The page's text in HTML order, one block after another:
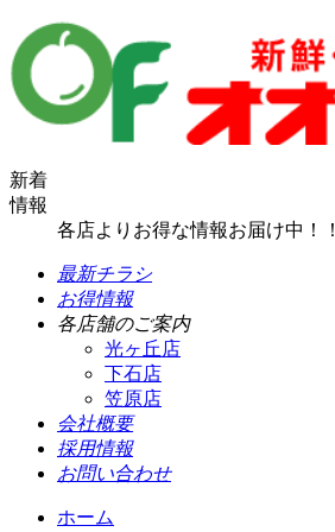
新着
情報
各店よりお得な情報お届け中！！
最新チラシ
お得情報
各店舗のご案内
光ヶ丘店
下石店
笠原店
会社概要
採用情報
お問い合わせ
ホーム